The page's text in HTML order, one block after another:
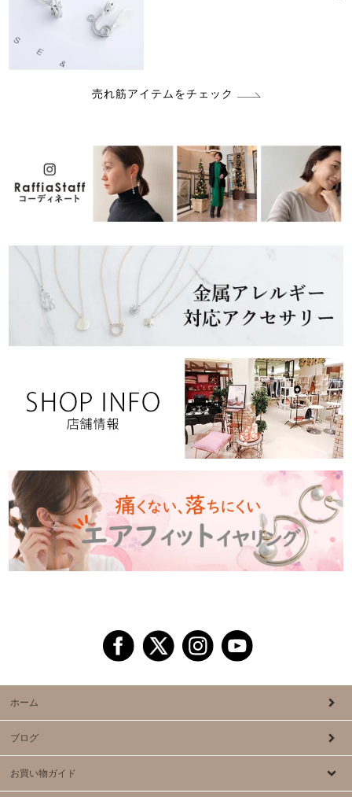
売れ筋アイテムをチェック
ホーム
ブログ
お買い物ガイド